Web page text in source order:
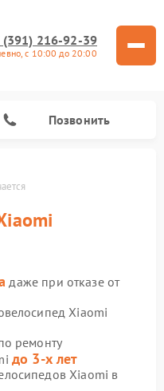
(391) 216-92-39
с 10:00 до 20:00
Позвонить
даже при отказе от
Xiaomi
ремонту
до 3-х лет
Xiaomi в